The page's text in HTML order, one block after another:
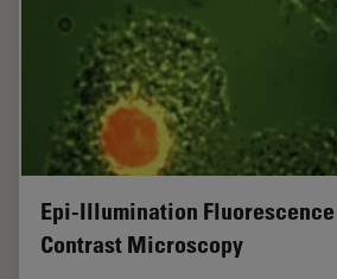
Epi-Illumination
Contrast Microscopy